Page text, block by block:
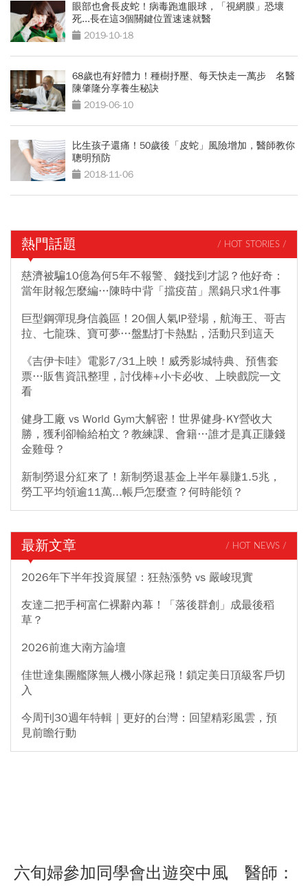
眼部也會長皮蛇！病毒跑進眼球，「視網膜」恐壞
死...長在這3個關鍵位置速速就醫
2019-10-18
68歲也有好體力！種樹抒壓、每天快走一萬步 名醫
陳肇隆分享養生秘訣
2019-06-10
比生孩子還痛！50歲後「皮蛇」風險增加，醫師教你
聰明預防
2018-11-06
熱門話題 / HOT STORIES /
慈濟被騙10億為何5年不報警、錢找到才認？他好奇：
當年財報怎麼編…陳時中背「擋疫苗」黑鍋只求1件事
巨型鋼彈現身信義區！20個人氣IP登場，航海王、哥吉
拉、七龍珠、寶可夢…盤點打卡熱點，活動只到這天
《吉伊卡哇》電影7/31上映！威秀影城特典、預售套
票…販售資訊整理，討伐棒+小卡必收、上映戲院一文
看
健身工廠 vs World Gym大解密！世界健身-KY營收大
勝，獲利卻輸給柏文？教練課、會籍…誰才是真正賺錢
金雞母？
新制勞退分紅來了！新制勞退基金上半年暴賺1.5兆，
勞工平均領逾11萬...帳戶怎麼查？何時能領？
最新文章 / HOT NEWS /
2026年下半年投資展望：狂熱漲勢 vs 嚴峻現實
友達二把手柯富仁裸辭內幕！「落後群創」成最後稻
草？
2026前進大南方論壇
佳世達集團艦隊無人機小隊起飛！鎖定美日頂級客戶切
入
今周刊30週年特輯｜更好的台灣：回望精彩風雲，預
見前瞻行動
六旬婦參加同學會出遊突中風 醫師：